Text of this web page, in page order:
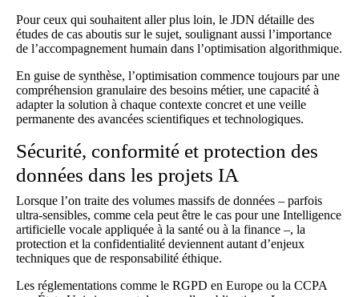
Pour ceux qui souhaitent aller plus loin, le JDN détaille des
études de cas aboutis sur le sujet, soulignant aussi l’importance
de l’accompagnement humain dans l’optimisation algorithmique.
En guise de synthèse, l’optimisation commence toujours par une
compréhension granulaire des besoins métier, une capacité à
adapter la solution à chaque contexte concret et une veille
permanente des avancées scientifiques et technologiques.
Sécurité, conformité et protection des
données dans les projets IA
Lorsque l’on traite des volumes massifs de données – parfois
ultra-sensibles, comme cela peut être le cas pour une Intelligence
artificielle vocale appliquée à la santé ou à la finance –, la
protection et la confidentialité deviennent autant d’enjeux
techniques que de responsabilité éthique.
Les réglementations comme le RGPD en Europe ou la CCPA